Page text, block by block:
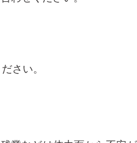
さい。